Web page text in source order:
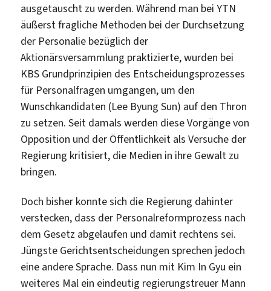
ausgetauscht zu werden. Während man bei YTN
äußerst fragliche Methoden bei der Durchsetzung
der Personalie bezüglich der
Aktionärsversammlung praktizierte, wurden bei
KBS Grundprinzipien des Entscheidungsprozesses
für Personalfragen umgangen, um den
Wunschkandidaten (Lee Byung Sun) auf den Thron
zu setzen. Seit damals werden diese Vorgänge von
Opposition und der Öffentlichkeit als Versuche der
Regierung kritisiert, die Medien in ihre Gewalt zu
bringen.
Doch bisher konnte sich die Regierung dahinter
verstecken, dass der Personalreformprozess nach
dem Gesetz abgelaufen und damit rechtens sei.
Jüngste Gerichtsentscheidungen sprechen jedoch
eine andere Sprache. Dass nun mit Kim In Gyu ein
weiteres Mal ein eindeutig regierungstreuer Mann